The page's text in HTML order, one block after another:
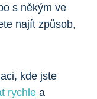
s někým ve
najít způsob,
kde jste
rychle a